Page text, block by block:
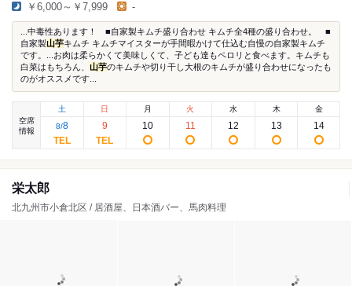
￥6,000～￥7,999 -
...中毒性あります！ ■自家製キムチ盛り合わせ キムチ全4種の盛り合わせ。 ■
自家製山芋キムチ キムチマイスターが手間暇かけて仕込む自慢の自家製キムチ
です。...お肉は柔らかくて美味しくて、子ども達もペロリと食べます。キムチも
白菜はもちろん、 山芋のキムチや切り干し大根のキムチが盛り合わせになったも
のがオススメです...
空席
情報
土
8/8
日
9
月
10
火
11
水
12
木
13
金
14
栄太郎
北九州市小倉北区 / 居酒屋、日本酒バー、馬肉料理